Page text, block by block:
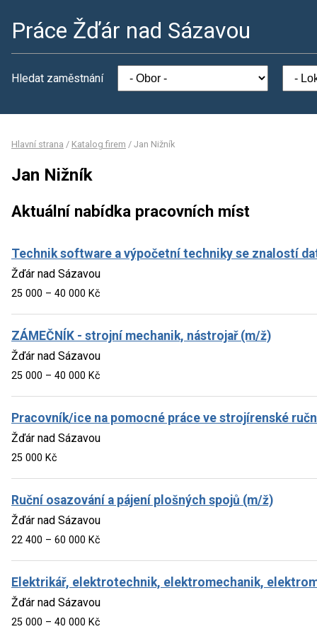
Práce Žďár nad Sázavou
Hledat zaměstnání
Hlavní strana / Katalog firem / Jan Nižník
Jan Nižník
Aktuální nabídka pracovních míst
Technik software a výpočetní techniky se znalostí
Žďár nad Sázavou
25 000 – 40 000 Kč
ZÁMEČNÍK - strojní mechanik, nástrojař (m/ž)
Žďár nad Sázavou
25 000 – 40 000 Kč
Pracovník/ice na pomocné práce ve strojírenské
Žďár nad Sázavou
25 000 Kč
Ruční osazování a pájení plošných spojů (m/ž)
Žďár nad Sázavou
22 400 – 60 000 Kč
Elektrikář, elektrotechnik, elektromechanik,
Žďár nad Sázavou
25 000 – 40 000 Kč